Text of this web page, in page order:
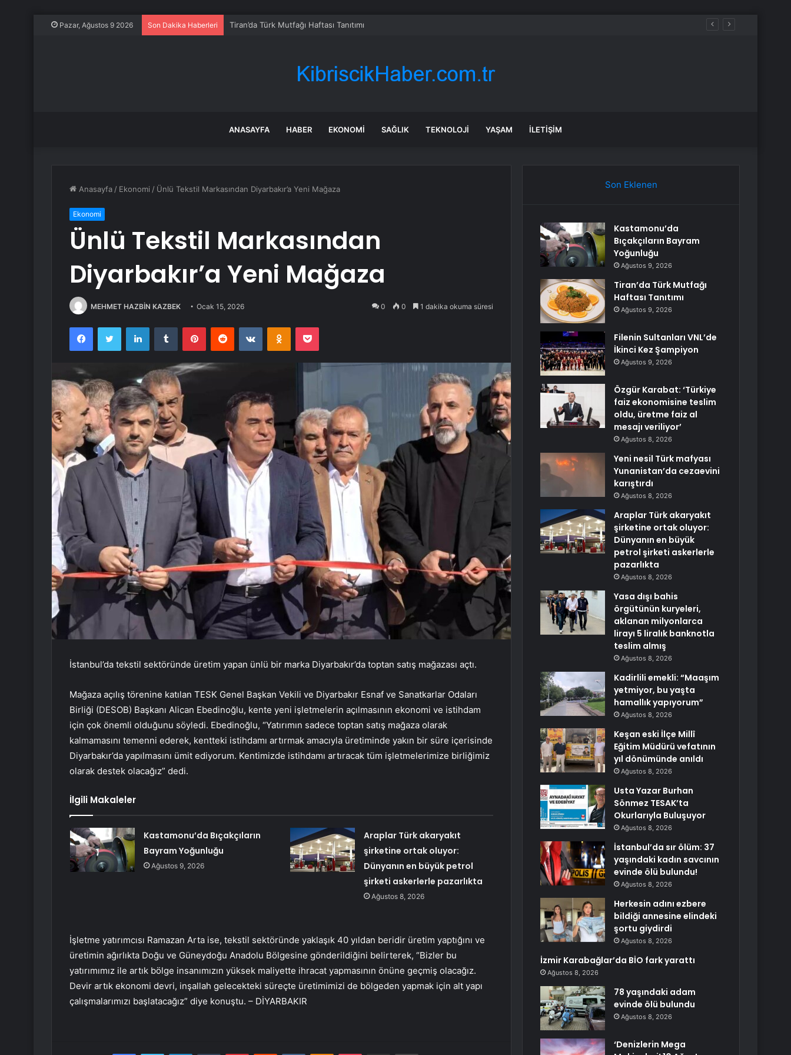
Pazar, Ağustos 9 2026 Son Dakika Haberleri Tiran’da Türk Mutfağı Haftası Tanıtımı
ANASAYFA HABER EKONOMI SAĞLIK TEKNOLOJI YAŞAM İLETIŞIM
Anasayfa / Ekonomi / Ünlü Tekstil Markasından Diyarbakır’a Yeni Mağaza
Ekonomi
Ünlü Tekstil Markasından
Diyarbakır’a Yeni Mağaza
MEHMET HAZBİN KAZBEK Ocak 15, 2026 0 0 1 dakika okuma süresi
FacebookTwitter LinkedInTumblr PinterestReddit VKontakteOdnoklassniki
Pocket
İstanbul’da tekstil sektöründe üretim yapan ünlü bir marka Diyarbakır’da toptan satış mağazası açtı.
Mağaza açılış törenine katılan TESK Genel Başkan Vekili ve Diyarbakır Esnaf ve Sanatkarlar Odaları
Birliği (DESOB) Başkanı Alican Ebedinoğlu, kente yeni işletmelerin açılmasının ekonomi ve istihdam
için çok önemli olduğunu söyledi. Ebedinoğlu, “Yatırımın sadece toptan satış mağaza olarak
kalmamasını temenni ederek, kentteki istihdamı artırmak amacıyla üretiminde yakın bir süre içerisinde
Diyarbakır’da yapılmasını ümit ediyorum. Kentimizde istihdamı artıracak tüm işletmelerimize birliğimiz
olarak destek olacağız” dedi.
İlgili Makaleler
Kastamonu’da Bıçakçıların
Bayram Yoğunluğu
Ağustos 9, 2026
Araplar Türk akaryakıt
şirketine ortak oluyor:
Dünyanın en büyük petrol
şirketi askerlerle pazarlıkta
Ağustos 8, 2026
İşletme yatırımcısı Ramazan Arta ise, tekstil sektöründe yaklaşık 40 yıldan beridir üretim yaptığını ve
üretimin ağırlıkta Doğu ve Güneydoğu Anadolu Bölgesine gönderildiğini belirterek, “Bizler bu
yatırımımız ile artık bölge insanımızın yüksek maliyette ihracat yapmasının önüne geçmiş olacağız.
Devir artık ekonomi devri, inşallah gelecekteki süreçte üretimimizi de bölgeden yapmak için alt yapı
çalışmalarımızı başlatacağız” diye konuştu. – DİYARBAKIR
Son Eklenen
Kastamonu’da
Bıçakçıların Bayram
Yoğunluğu
Ağustos 9, 2026
Tiran’da Türk Mutfağı
Haftası Tanıtımı
Ağustos 9, 2026
Filenin Sultanları VNL’de
İkinci Kez Şampiyon
Ağustos 9, 2026
Özgür Karabat: ‘Türkiye
faiz ekonomisine teslim
oldu, üretme faiz al
mesajı veriliyor’
Ağustos 8, 2026
Yeni nesil Türk mafyası
Yunanistan’da cezaevini
karıştırdı
Ağustos 8, 2026
Araplar Türk akaryakıt
şirketine ortak oluyor:
Dünyanın en büyük
petrol şirketi askerlerle
pazarlıkta
Ağustos 8, 2026
Yasa dışı bahis
örgütünün kuryeleri,
aklanan milyonlarca
lirayı 5 liralık banknotla
teslim almış
Ağustos 8, 2026
Kadirlili emekli: “Maaşım
yetmiyor, bu yaşta
hamallık yapıyorum”
Ağustos 8, 2026
Keşan eski İlçe Millî
Eğitim Müdürü vefatının
yıl dönümünde anıldı
Ağustos 8, 2026
Usta Yazar Burhan
Sönmez TESAK’ta
Okurlarıyla Buluşuyor
Ağustos 8, 2026
İstanbul’da sır ölüm: 37
yaşındaki kadın savcının
evinde ölü bulundu!
Ağustos 8, 2026
Herkesin adını ezbere
bildiği annesine elindeki
şortu giydirdi
Ağustos 8, 2026
İzmir Karabağlar’da BİO fark yarattı
Ağustos 8, 2026
78 yaşındaki adam
evinde ölü bulundu
Ağustos 8, 2026
‘Denizlerin Mega